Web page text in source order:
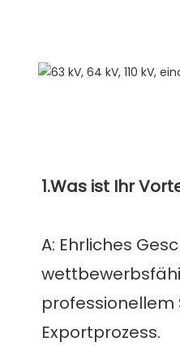
A: Ehrliches
professionellem